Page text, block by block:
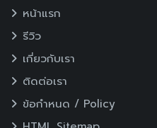
หน้าแรก
รีวิว
เกี่ยวกับเรา
ติดต่อเรา
ข้อกำหนด / Policy